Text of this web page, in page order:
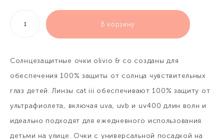
В корзину
Солнцезащитные очки olivio & co созданы для
обеспечения 100% защиты от солнца чувствительных
глаз детей. Линзы cat iii обеспечивают 100% защиту от
ультрафиолета, включая uva, uvb и uv400 длин волн и
идеально подходят для ежедневного использования
детьми на улице. Очки с универсальной посадкой на